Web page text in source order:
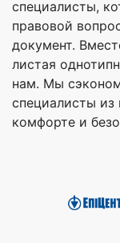
специалисты,
правовой
документ.
листая
нам. Мы
специалисты
комфорте и